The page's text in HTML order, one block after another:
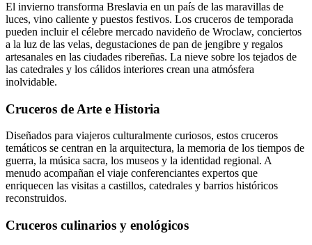
El invierno transforma Breslavia en un país de las maravillas de
luces, vino caliente y puestos festivos. Los cruceros de temporada
pueden incluir el célebre mercado navideño de Wroclaw, conciertos
a la luz de las velas, degustaciones de pan de jengibre y regalos
artesanales en las ciudades ribereñas. La nieve sobre los tejados de
las catedrales y los cálidos interiores crean una atmósfera
inolvidable.
Cruceros de Arte e Historia
Diseñados para viajeros culturalmente curiosos, estos cruceros
temáticos se centran en la arquitectura, la memoria de los tiempos de
guerra, la música sacra, los museos y la identidad regional. A
menudo acompañan el viaje conferenciantes expertos que
enriquecen las visitas a castillos, catedrales y barrios históricos
reconstruidos.
Cruceros culinarios y enológicos